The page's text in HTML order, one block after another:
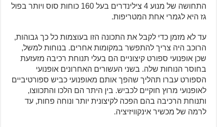
התחושה של מנוע 4 צילינדרים בעל 160 כוחות סוס ויותר בפול
גז היא לגמרי אחת המטריפות.
עד לא מזמן כדי לקבל את התכונה הזו בעוצמות כל כך גבוהות,
הרוכב היה צריך להתפשר במקומות אחרים. בנוחות למשל,
שכן אופנועי ספורט קיצוניים הם בעלי תנוחת רכיבה מזעזעת
בחוסר הנוחות שלה. בשני העשורים האחרונים אופנועי
הספורט עברו תהליך שהפך אותם מאופנועי כביש ספורטיביים
לאופנועי מרוץ חוקיים לכביש. בין היתר הם הלכו והתכווצו,
ותנוחת הרכיבה בהם הפכה לקיצונית יותר ונוחה פחות, עד
לרמה של מכשיר אינקוויזיציה.